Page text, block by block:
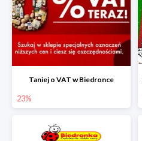
Taniej o VAT w Biedronce
23%